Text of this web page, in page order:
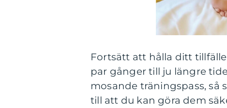
Fortsätt att hålla ditt
par gånger till ju längre
mosande träningspass, så
till att du kan göra dem